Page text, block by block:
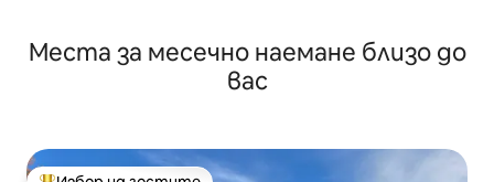
Места за месечно наемане близо до
вас